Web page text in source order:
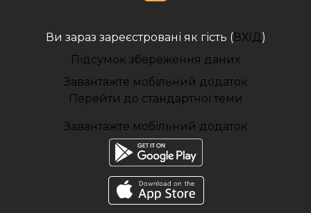
Ви зараз зареєстровані як гість (ВХІД)
Підсумок збереження даних
Завантажте мобільний додаток
Перейти до стандартної теми
Завантажте мобільний додаток